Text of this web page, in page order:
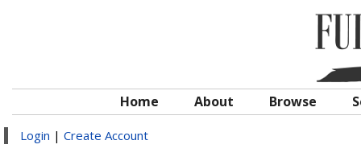
Home About Browse
Login | Create Account